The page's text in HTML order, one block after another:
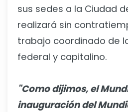
sus sedes a la Ciudad
realizará sin
trabajo coordinado de
federal y capitalino.
"Como dijimos, el
inauguración del